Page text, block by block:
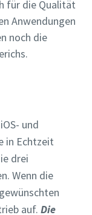
für die Qualität
Anwendungen
noch die
und
in Echtzeit
drei
Wenn die
auf. Die